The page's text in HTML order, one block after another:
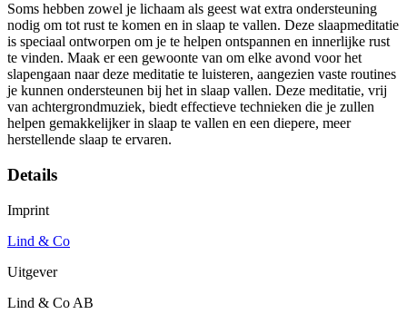
Soms hebben zowel je lichaam als geest wat extra ondersteuning
nodig om tot rust te komen en in slaap te vallen. Deze slaapmeditatie
is speciaal ontworpen om je te helpen ontspannen en innerlijke rust
te vinden. Maak er een gewoonte van om elke avond voor het
slapengaan naar deze meditatie te luisteren, aangezien vaste routines
je kunnen ondersteunen bij het in slaap vallen. Deze meditatie, vrij
van achtergrondmuziek, biedt effectieve technieken die je zullen
helpen gemakkelijker in slaap te vallen en een diepere, meer
herstellende slaap te ervaren.
Details
Imprint
Lind & Co
Uitgever
Lind & Co AB